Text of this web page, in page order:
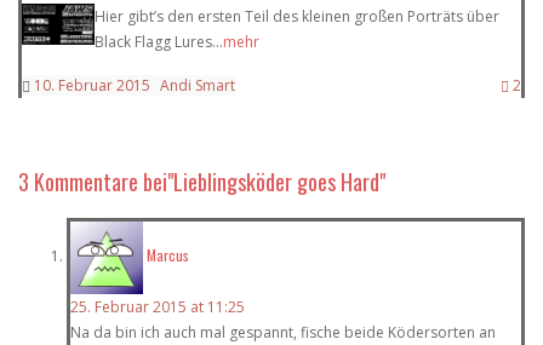
Hier gibt’s den ersten Teil des kleinen großen Porträts über
Black Flagg Lures...mehr
10. Februar 2015 Andi Smart 2
3 Kommentare bei"Lieblingsköder goes Hard"
Marcus
25. Februar 2015 at 11:25
Na da bin ich auch mal gespannt, fische beide Ködersorten an